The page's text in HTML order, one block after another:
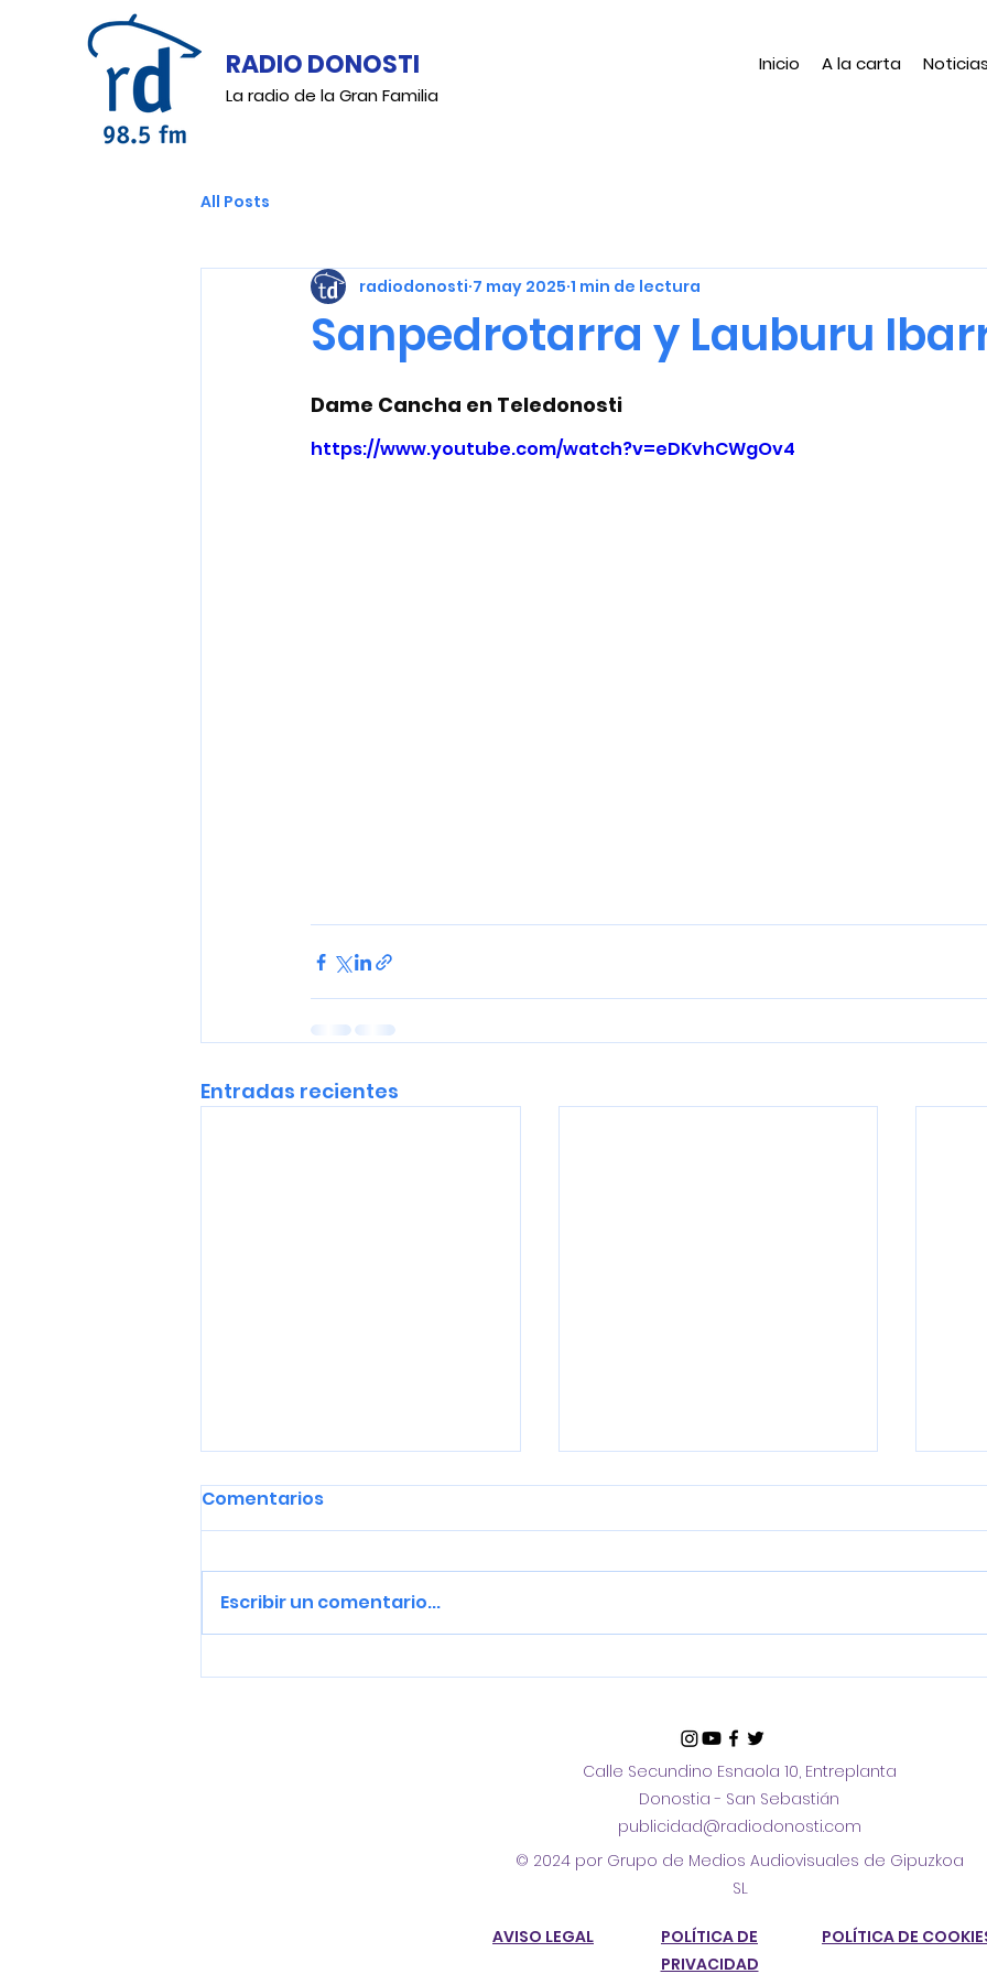
RADIO DONOSTI
La radio de la Gran Familia
Inicio A la carta
All Posts
Sanpedrotarra y Lauburu
radiodonosti 7 may 2025 1 min de lectura
Dame Cancha en Teledonosti
https://www.youtube.com/watch?v=eDKvhCWgOv4
Entradas recientes
Menú cerrado en el
Hondarribiko
Comentarios
Escribir un comentario...
Calle Secundino Esnaola 10, Entreplanta
Donostia - San Sebastián
publicidad@radiodonosti.com
© 2024 por Grupo de Medios Audiovisuales de Gipuzkoa
SL
AVISO LEGAL
POLÍTICA DE
PRIVACIDAD
POLÍTICA DE